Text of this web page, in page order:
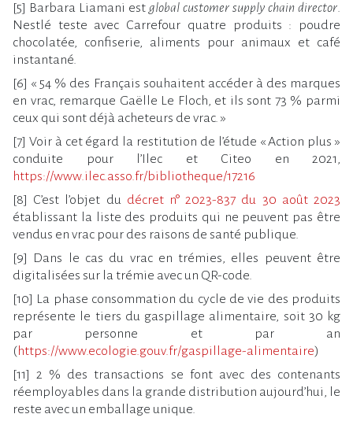
[5] Barbara Liamani est global customer supply chain director.
Nestlé teste avec Carrefour quatre produits : poudre
chocolatée, confiserie, aliments pour animaux et café
instantané.
[6] « 54 % des Français souhaitent accéder à des marques
en vrac, remarque Gaëlle Le Floch, et ils sont 73 % parmi
ceux qui sont déjà acheteurs de vrac. »
[7] Voir à cet égard la restitution de l’étude « Action plus »
conduite pour l’Ilec et Citeo en 2021,
https://www.ilec.asso.fr/bibliotheque/17216
[8] C’est l’objet du décret n° 2023-837 du 30 août 2023
établissant la liste des produits qui ne peuvent pas être
vendus en vrac pour des raisons de santé publique.
[9] Dans le cas du vrac en trémies, elles peuvent être
digitalisées sur la trémie avec un QR-code.
[10] La phase consommation du cycle de vie des produits
représente le tiers du gaspillage alimentaire, soit 30 kg
par personne et par an
(https://www.ecologie.gouv.fr/gaspillage-alimentaire)
[11] 2 % des transactions se font avec des contenants
réemployables dans la grande distribution aujourd’hui, le
reste avec un emballage unique.